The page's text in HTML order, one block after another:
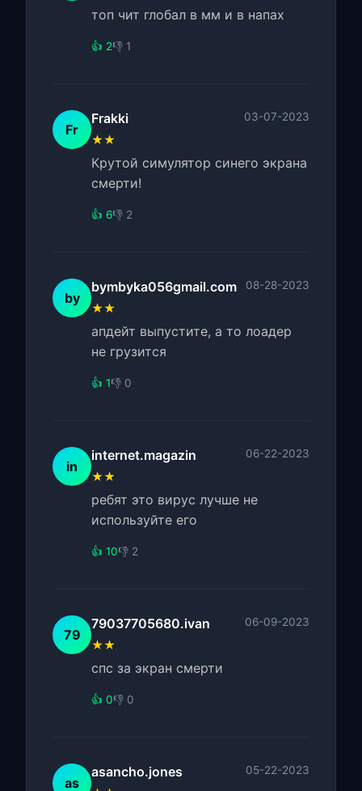
топ чит глобал в мм и в напах
👍 2👎 1
Fr
Frakki 03-07-2023
★★
Крутой симулятор синего экрана
смерти!
👍 6👎 2
by
bymbyka056gmail.com 08-28-2023
★★
апдейт выпустите, а то лоадер
не грузится
👍 1👎 0
in
internet.magazin 06-22-2023
★★
ребят это вирус лучше не
используйте его
👍 10👎 2
79
79037705680.ivan 06-09-2023
★★
спс за экран смерти
👍 0👎 0
as
asancho.jones 05-22-2023